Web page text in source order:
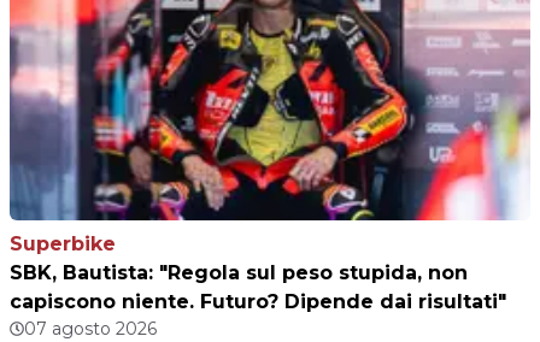
Superbike
SBK, Bautista: "Regola sul peso stupida, non
capiscono niente. Futuro? Dipende dai risultati"
07 agosto 2026